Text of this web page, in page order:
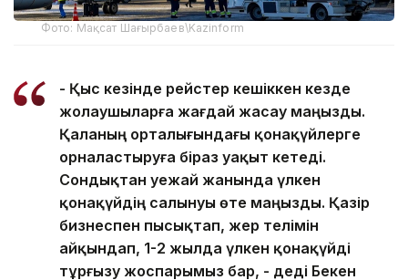
Фото: Мақсат Шағырбаев\Kazinform
- Қыс кезінде рейстер кешіккен кезде
жолаушыларға жағдай жасау маңызды.
Қаланың орталығындағы қонақүйлерге
орналастыруға біраз уақыт кетеді.
Сондықтан әуежай жанында үлкен
қонақүйдің салынуы өте маңызды. Қазір
бизнеспен пысықтап, жер телімін
айқындап, 1-2 жылда үлкен қонақүйді
тұрғызу жоспарымыз бар, - деді Бекен